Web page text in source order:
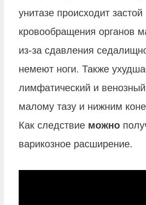
унитазе происходит застой
кровообращения органов
из-за сдавления
немеют ноги. Также
лимфатический и венозный
малому тазу и нижним
Как следствие можно
варикозное расширение.